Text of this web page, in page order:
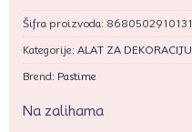
Šifra proizvoda: 8680502910131
Kategorije: ALAT ZA DEKORACIJU
Brend: Pastime
Na zalihama